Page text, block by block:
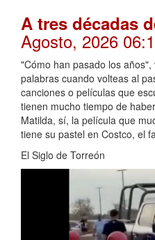
A tres décadas
Agosto, 2026
"Cómo han pasado los
palabras cuando volteas al
canciones o películas que
tienen mucho tiempo de
Matilda, sí, la película que
tiene su pastel en Costco, el
El Siglo de Torreón